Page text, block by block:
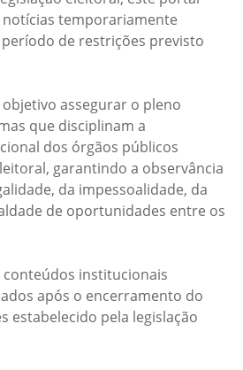
temporariamente
de restrições previsto
assegurar o pleno
que disciplinam a
dos órgãos públicos
garantindo a observância
da impessoalidade, da
de oportunidades entre os
conteúdos institucionais
após o encerramento do
estabelecido pela legislação